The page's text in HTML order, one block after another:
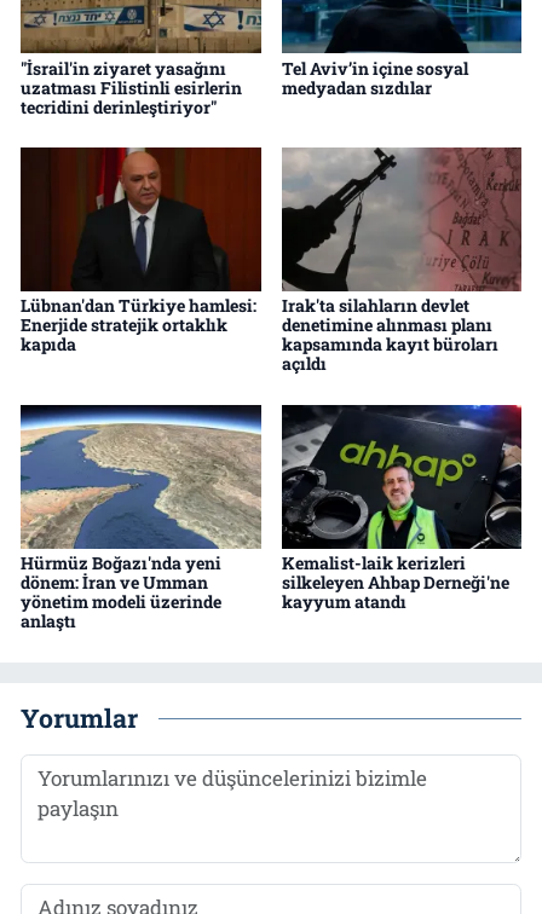
"İsrail'in ziyaret yasağını
uzatması Filistinli esirlerin
tecridini derinleştiriyor"
Tel Aviv’in içine sosyal
medyadan sızdılar
Lübnan'dan Türkiye hamlesi:
Enerjide stratejik ortaklık
kapıda
Irak'ta silahların devlet
denetimine alınması planı
kapsamında kayıt büroları
açıldı
Hürmüz Boğazı'nda yeni
dönem: İran ve Umman
yönetim modeli üzerinde
anlaştı
Kemalist-laik kerizleri
silkeleyen Ahbap Derneği'ne
kayyum atandı
Yorumlar